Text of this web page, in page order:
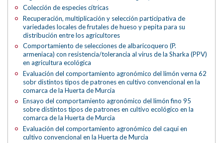
Colección de especies cítricas
Recuperación, multiplicación y selección participativa de
variedades locales de frutales de hueso y pepita para su
distribución entre los agricultores
Comportamiento de selecciones de albaricoquero (P.
armeniaca) con resistencia/tolerancia al virus de la Sharka (PPV)
en agricultura ecológica
Evaluación del comportamiento agronómico del limón verna 62
sobr distintos tipos de patrones en cultivo convencional en la
comarca de la Huerta de Murcia
Ensayo del comportamiento agronómico del limón fino 95
sobre distintos tipos de patrones en cultivo ecológico en la
comarca de la Huerta de Murcia
Evaluación del comportamiento agronómico del caqui en
cultivo convencional en la Huerta de Murcia